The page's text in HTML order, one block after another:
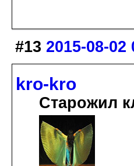
#13 2015-08-02
kro-kro
Старожил